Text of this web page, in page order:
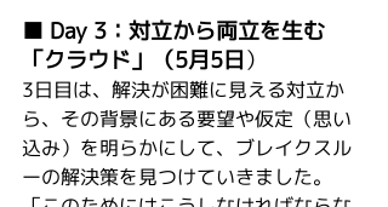
■ Day 3：対立から両立を生む
「クラウド」（5月5日）
3日目は、解決が困難に見える対立か
ら、その背景にある要望や仮定（思い
込み）を明らかにして、ブレイクスル
ーの解決策を見つけていきました。